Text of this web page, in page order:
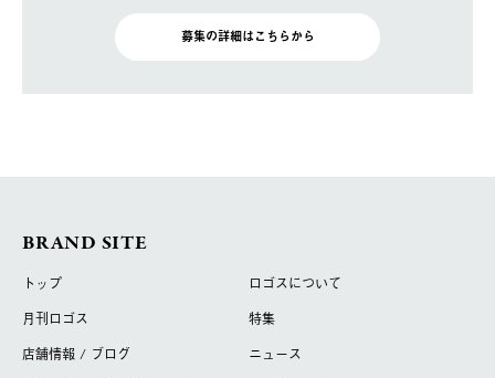
募集の詳細はこちらから
BRAND SITE
トップ
ロゴスについて
月刊ロゴス
特集
店舗情報 / ブログ
ニュース